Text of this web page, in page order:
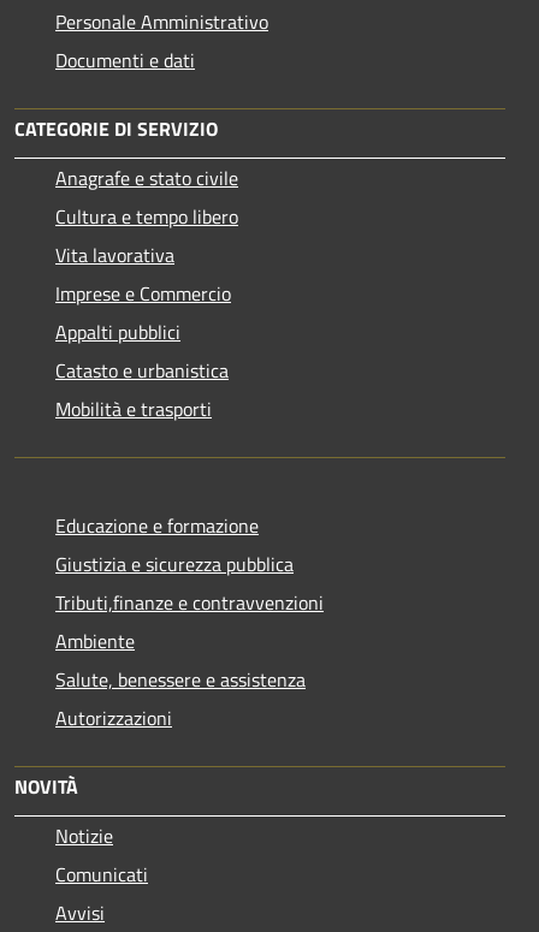
Personale Amministrativo
Documenti e dati
CATEGORIE DI SERVIZIO
Anagrafe e stato civile
Cultura e tempo libero
Vita lavorativa
Imprese e Commercio
Appalti pubblici
Catasto e urbanistica
Mobilità e trasporti
Educazione e formazione
Giustizia e sicurezza pubblica
Tributi,finanze e contravvenzioni
Ambiente
Salute, benessere e assistenza
Autorizzazioni
NOVITÀ
Notizie
Comunicati
Avvisi